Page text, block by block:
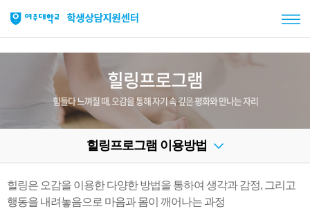
힐링프로그램
힘들다 느껴질 때, 오감을 통해 자기 속 깊은 평화와 만나는 자리
힐링프로그램 이용방법
힐링은 오감을 이용한 다양한 방법을 통하여 생각과 감정, 그리고
행동을 내려놓음으로 마음과 몸이 깨어나는 과정